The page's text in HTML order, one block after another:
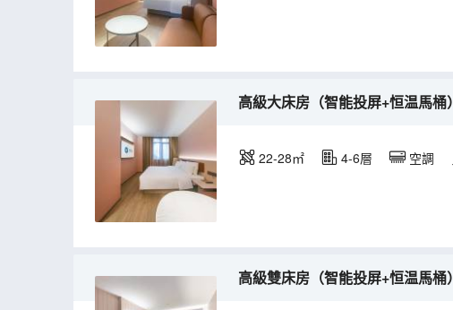
高級大床房（智能投屏+恒温馬桶）
22-28㎡ 4-6層 空調
高級雙床房（智能投屏+恒温馬桶）